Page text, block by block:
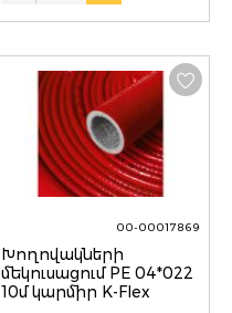
00-00017869
Խողովակների
մեկուսացում PE 04*022
10մ կարմիր K-Flex